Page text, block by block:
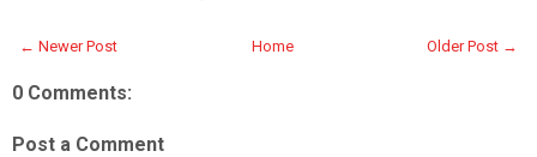
← Newer Post Older Post →
Home
0 Comments:
Post a Comment